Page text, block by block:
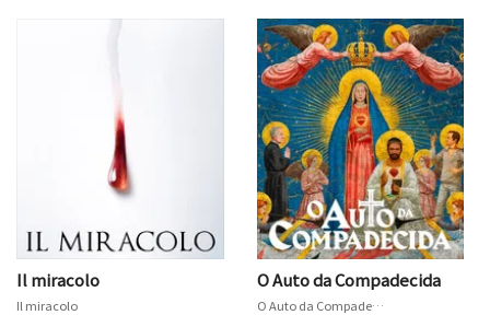
Il miracolo
Il miracolo
O Auto da Compadecida
O Auto da Compadecida